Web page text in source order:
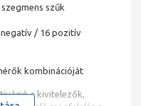
szűk
/ 16 pozitív
kombinációját
a kivitelezők,